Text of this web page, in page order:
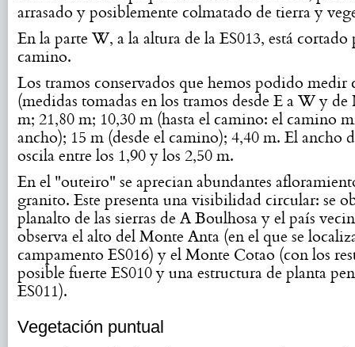
arrasado y posiblemente colmatado de tierra y
En la parte W, a la altura de la ES013, está
camino.
Los tramos conservados que hemos podido medir
(medidas tomadas en los tramos desde E a W y de
m; 21,80 m; 10,30 m (hasta el camino: el camino
ancho); 15 m (desde el camino); 4,40 m. El ancho
oscila entre los 1,90 y los 2,50 m.
En el "outeiro" se aprecian abundantes
granito. Este presenta una visibilidad circular: se
planalto de las sierras de A Boulhosa y el país
observa el alto del Monte Anta (en el que se
campamento ES016) y el Monte Cotao (con los
posible fuerte ES010 y una estructura de planta
ES011).
Vegetación puntual